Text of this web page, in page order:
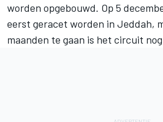
worden opgebouwd. Op 5
eerst geracet worden in Jeddah,
maanden te gaan is het circuit